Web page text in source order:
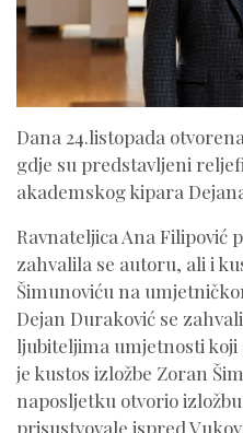
Dana 24.listopada
gdje su predstavljeni
akademskog kipara
Ravnateljica Ana Filipović
zahvalila se autoru, ali i
Šimunoviću na
Dejan Duraković se
ljubiteljima umjetnosti koji
je kustos izložbe Zoran
naposljetku otvorio
prisustvovale ispred